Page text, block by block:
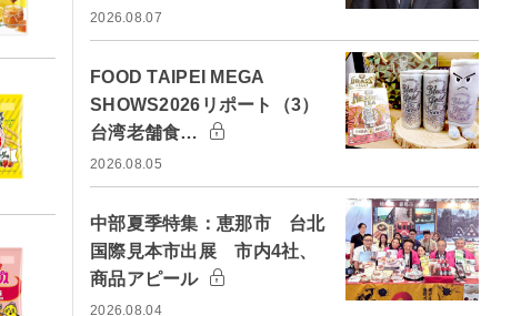
2026.08.07
FOOD TAIPEI MEGA
SHOWS2026リポート（3）
台湾老舗食…
2026.08.05
中部夏季特集：恵那市 台北
国際見本市出展 市内4社、
商品アピール
2026.08.04